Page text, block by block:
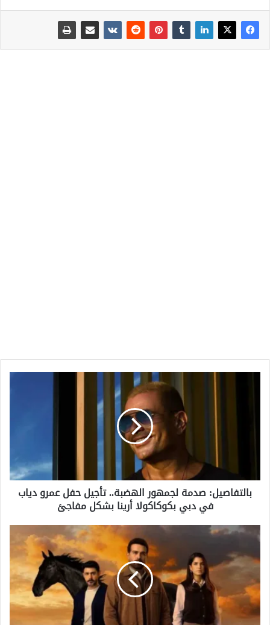
في
دبي
بشكل
مفاجئ
بالتفاصيل: صدمة لجمهور الهضبة.. تأجيل حفل عمرو دياب
في دبي بكوكاكولا أرينا بشكل مفاجئ
بالتفاصيل:
مشاهدة
مسلسل
ليل
اللبناني
الجزء
الثاني..
مواعيد